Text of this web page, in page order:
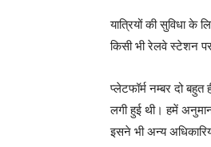
यात्रियों की सुविधा के
किसी भी रेलवे स्टेशन
प्लेटफॉर्म नम्बर दो
लगी हुई थी। हमें
इसने भी अन्य